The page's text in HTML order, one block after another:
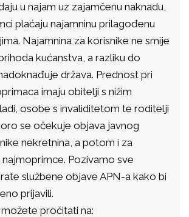
u najam uz zajamčenu naknadu,
plaćaju najamninu prilagođenu
Najamnina za korisnike ne smije
kućanstva, a razliku do
država. Prednost pri
imaju obitelji s nižim
osobe s invaliditetom te roditelji
se očekuje objava javnog
nekretnina, a potom i za
najmoprimce. Pozivamo sve
službene objave APN-a kako bi
prijavili.
pročitati na: